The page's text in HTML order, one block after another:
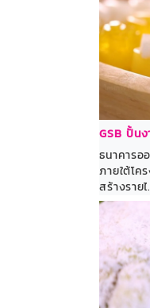
GSB ปั้น
ธนาคาร
ภายใต้โค
สร้างรายไ